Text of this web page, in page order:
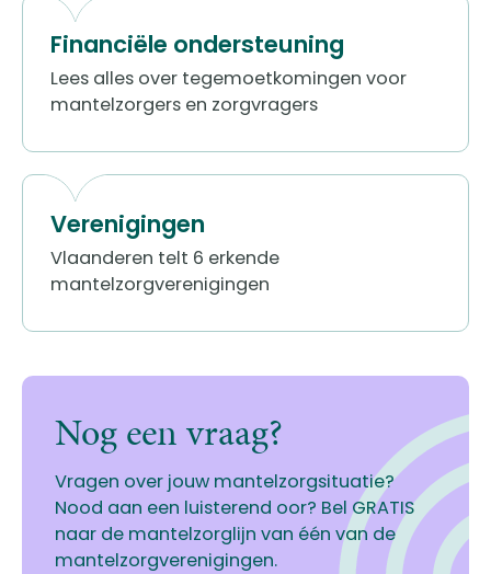
Financiële ondersteuning
Lees alles over tegemoetkomingen voor
mantelzorgers en zorgvragers
Verenigingen
​​Vlaanderen telt 6 erkende
mantelzorgverenigingen
Nog een vraag?
Vragen over jouw mantelzorgsituatie?
Nood aan een luisterend oor? Bel GRATIS
naar de mantelzorglijn van één van de
mantelzorgverenigingen.